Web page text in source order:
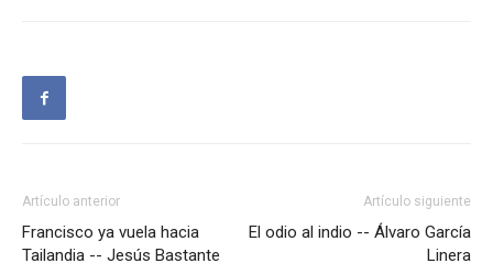
Artículo anterior
Francisco ya vuela hacia
Tailandia -- Jesús Bastante
Artículo siguiente
El odio al indio -- Álvaro García
Linera